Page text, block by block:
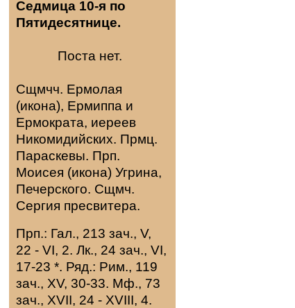
Седмица 10-я по
Пятидесятнице.
Поста нет.
Сщмчч. Ермолая
(икона), Ермиппа и
Ермократа, иереев
Никомидийских. Прмц.
Параскевы. Прп.
Моисея (икона) Угрина,
Печерского. Сщмч.
Сергия пресвитера.
Прп.: Гал., 213 зач., V,
22 - VI, 2. Лк., 24 зач., VI,
17-23 *. Ряд.: Рим., 119
зач., XV, 30-33. Мф., 73
зач., XVII, 24 - XVIII, 4.